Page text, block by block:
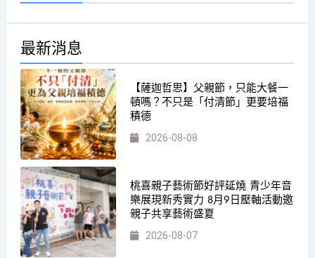
最新消息
【薩迦哲思】父親節，只能大餐一
頓嗎？不只是「付清節」更要培福
積德
2026-08-08
桃喜親子藝術節好評延燒 青少年音
樂展現新秀實力 8月9日壓軸活動邀
親子共享藝術盛夏
2026-08-07